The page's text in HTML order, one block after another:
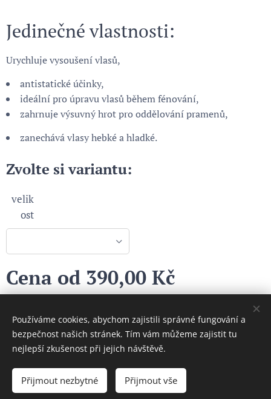
Jedinečné vlastnosti:
Urychluje vysoušení vlasů,
antistatické účinky,
ideální pro úpravu vlasů během fénování,
zahrnuje výsuvný hrot pro oddělování pramenů,
zanechává vlasy hebké a hladké.
Zvolte si variantu:
velik
ost
Cena od 390,00 Kč
Do košíku
Cookies
Používáme cookies, abychom zajistili správné fungování a
bezpečnost našich stránek. Tím vám můžeme zajistit tu
nejlepší zkušenost při jejich návštěvě.
Přijmout nezbytné Přijmout vše